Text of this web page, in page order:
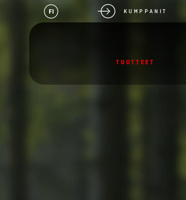
FI KUMPPANIT
TUOTTEET